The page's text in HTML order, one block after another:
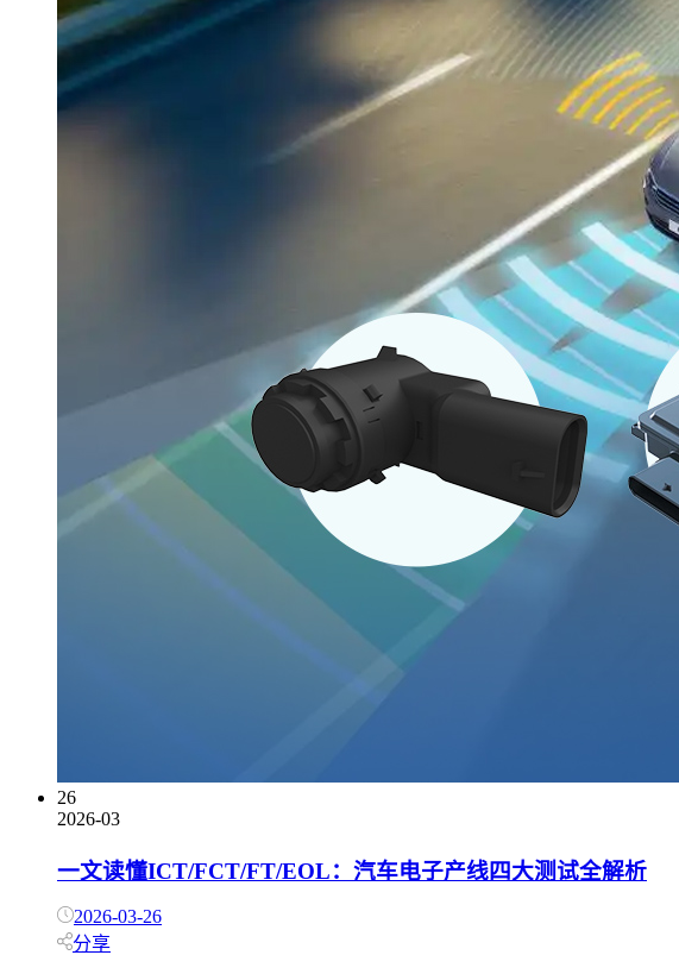
26
2026-03
一文读懂ICT/FCT/FT/EOL：汽车电子产线四大测试全解析
2026-03-26
分享